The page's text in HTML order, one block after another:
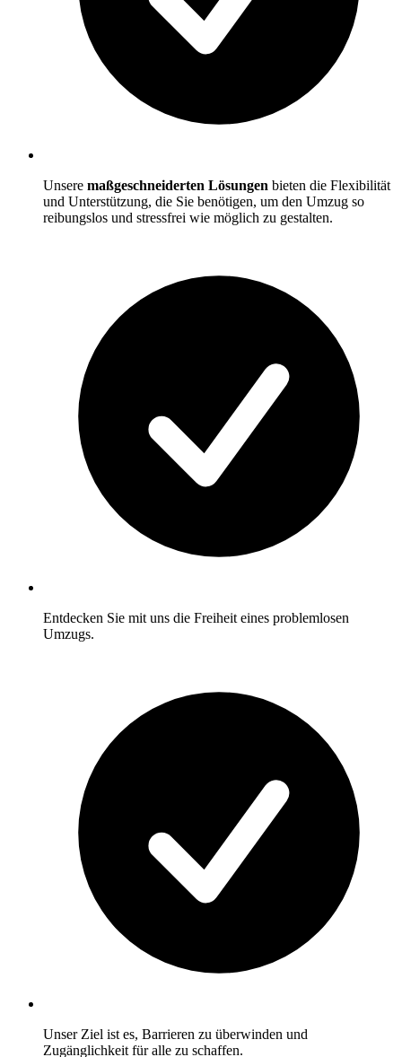
Unsere maßgeschneiderten Lösungen bieten die Flexibilität
und Unterstützung, die Sie benötigen, um den Umzug so
reibungslos und stressfrei wie möglich zu gestalten.
Entdecken Sie mit uns die Freiheit eines problemlosen
Umzugs.
Unser Ziel ist es, Barrieren zu überwinden und
Zugänglichkeit für alle zu schaffen.